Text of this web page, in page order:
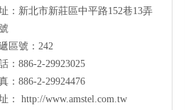
：新北市新莊區中平路152巷13弄
區號：242
：886-2-29923025
：886-2-29924476
： http://www.amstel.com.tw